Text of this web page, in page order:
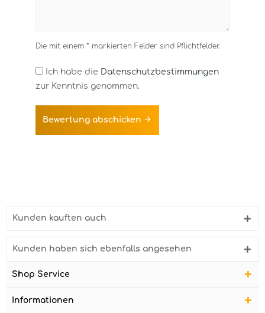
Die mit einem * markierten Felder sind Pflichtfelder.
Ich habe die Datenschutzbestimmungen
zur Kenntnis genommen.
Bewertung abschicken
Kunden kauften auch
Kunden haben sich ebenfalls angesehen
Shop Service
Informationen